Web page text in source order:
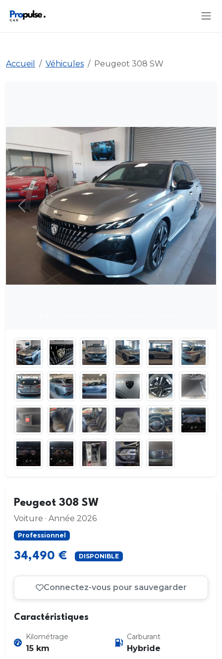
Accueil Véhicules Peugeot 308 SW
Précédent
Peugeot 308 SW
Voiture · Année 2026
Professionnel
34,490 € DISPONIBLE
Connectez-vous pour sauvegarder
Caractéristiques
Kilométrage
15 km
Carburant
Hybride